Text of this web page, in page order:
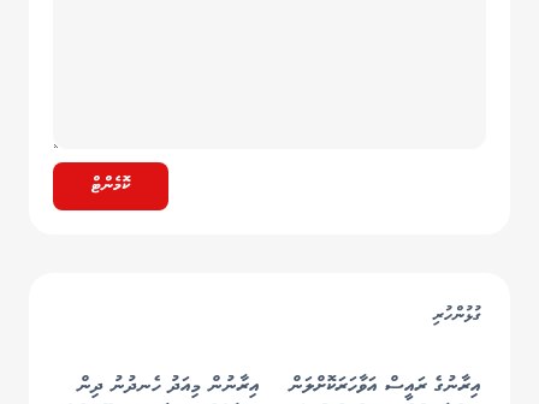
ކޮމެންޓް
ގުޅުންހުރި
އިރާނުގެ ރައީސް އަވާހަރަކޮށްލަން
އިރާނުން މިއަދު ހެނދުނު ދިން